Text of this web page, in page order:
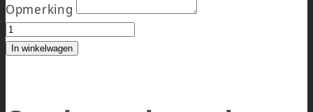
Opmerking
BROODJE VLEESWAREN DIVERSE SOORTEN aantal
In winkelwagen